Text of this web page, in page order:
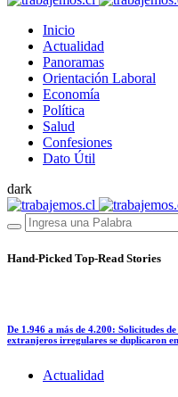
Inicio
Actualidad
Panoramas
Orientación Laboral
Economía
Política
Salud
Confesiones
Dato Útil
dark
Hand-Picked Top-Read Stories
De 1.946 a más de 4.200: Solicitudes
extranjeros irregulares se duplicaron
Actualidad